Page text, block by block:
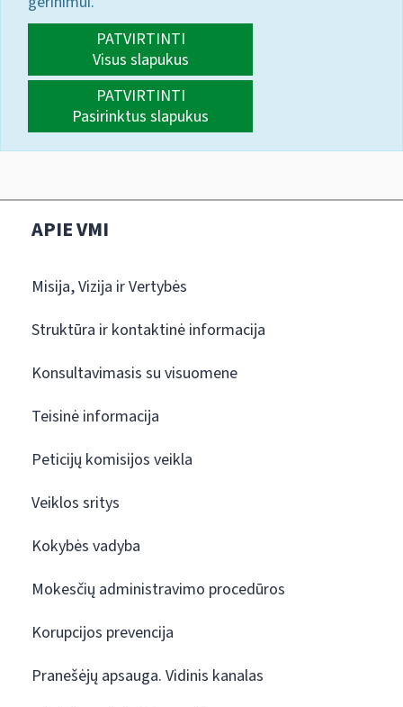
PATVIRTINTI
Visus slapukus
PATVIRTINTI
Pasirinktus slapukus
APIE VMI
Misija, Vizija ir Vertybės
Struktūra ir kontaktinė informacija
Konsultavimasis su visuomene
Teisinė informacija
Peticijų komisijos veikla
Veiklos sritys
Kokybės vadyba
Mokesčių administravimo procedūros
Korupcijos prevencija
Pranešėjų apsauga. Vidinis kanalas